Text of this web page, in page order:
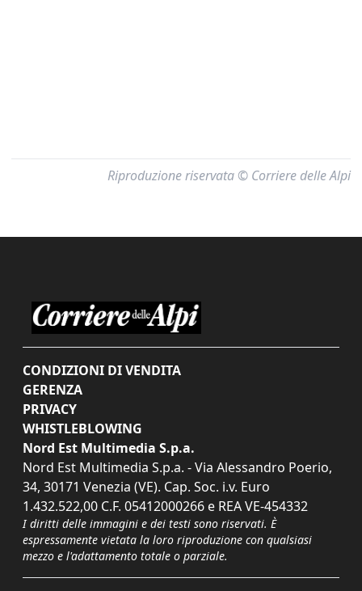
Riproduzione riservata © Corriere delle Alpi
CONDIZIONI DI VENDITA
GERENZA
PRIVACY
WHISTLEBLOWING
Nord Est Multimedia S.p.a.
Nord Est Multimedia S.p.a. - Via Alessandro Poerio,
34, 30171 Venezia (VE). Cap. Soc. i.v. Euro
1.432.522,00 C.F. 05412000266 e REA VE-454332
I diritti delle immagini e dei testi sono riservati. È
espressamente vietata la loro riproduzione con qualsiasi
mezzo e l'adattamento totale o parziale.